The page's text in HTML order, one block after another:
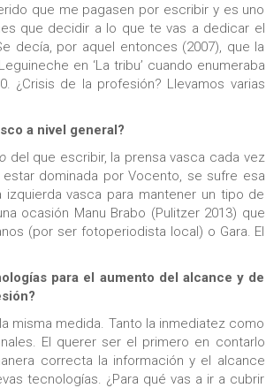
que me pagasen por escribir y es uno
que decidir a lo que te vas a dedicar el
decía, por aquel entonces (2007), que la
en ‘La tribu’ cuando enumeraba
¿Crisis de la profesión? Llevamos varias
a nivel general?
del que escribir, la prensa vasca cada vez
dominada por Vocento, se sufre esa
vasca para mantener un tipo de
ocasión Manu Brabo (Pulitzer 2013) que
(por ser fotoperiodista local) o Gara. El
para el aumento del alcance y de
misma medida. Tanto la inmediatez como
El querer ser el primero en contarlo
correcta la información y el alcance
tecnologías. ¿Para qué vas a ir a cubrir